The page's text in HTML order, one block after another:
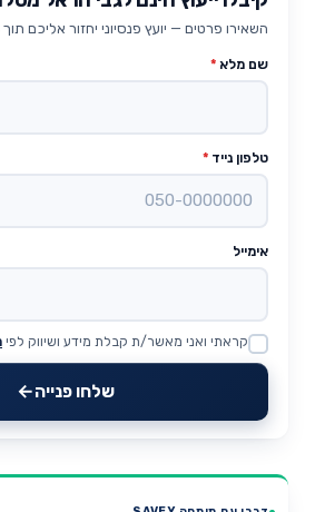
השאירו פרטים — יועץ פנסיוני יחזור אליכם תוך 24 שעות.
שם מלא *
טלפון נייד *
אימייל
Website
קראתי ואני מאשר/ת קבלת מידע ושיווק לפי
שלחו פנייה